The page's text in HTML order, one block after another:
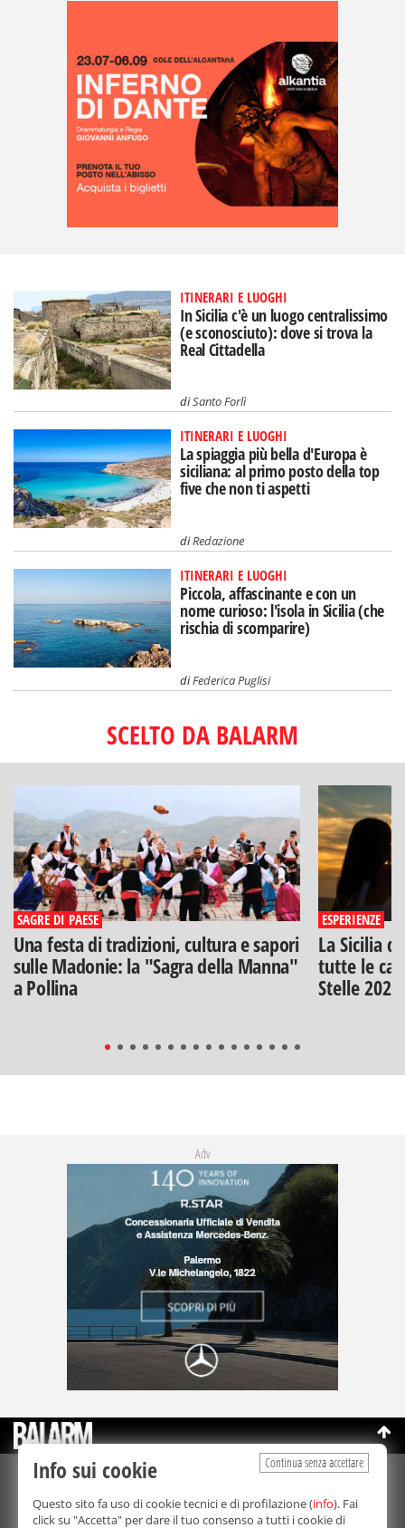
ITINERARI E LUOGHI
In Sicilia c'è un luogo centralissimo
(e sconosciuto): dove si trova la
Real Cittadella
diSanto Forlì
ITINERARI E LUOGHI
La spiaggia più bella d'Europa è
siciliana: al primo posto della top
five che non ti aspetti
diRedazione
ITINERARI E LUOGHI
Piccola, affascinante e con un
nome curioso: l'isola in Sicilia (che
rischia di scomparire)
diFederica Puglisi
SCELTO DA BALARM
SAGRE DI PAESE
Una festa di tradizioni, cultura e sapori
sulle Madonie: la "Sagra della Manna"
a Pollina
ESPERIENZE
La Sicilia
tutte le
Stelle
Adv
©Copyright 2003-2026
Bmedia Srl- P.IVA 07064240828
La riproduzione totale o parziale di tutti i contenuti, in qualunque
Continua senza accettare
Info sui cookie
Questo sito fa uso di cookie tecnici e di profilazione (info). Fai
click su "Accetta" per dare il tuo consenso a tutti i cookie di